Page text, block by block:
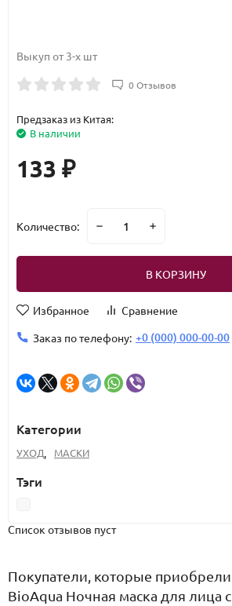
Выкуп от 3-х шт
0 Отзывов
Предзаказ из Китая:
В наличии
133 ₽
Количество:
В КОРЗИНУ
Избранное
Сравнение
Заказ по телефону: +0 (000) 000-00-00
Категории
УХОД, МАСКИ
Тэги
Список отзывов пуст
Покупатели, которые приобрели
BioAqua Ночная маска для лица с